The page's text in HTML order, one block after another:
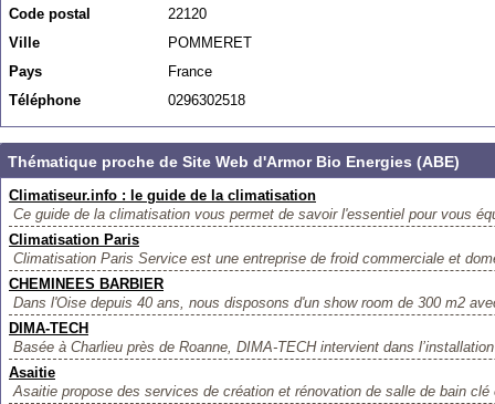
Code postal
22120
Ville
POMMERET
Pays
France
Téléphone
0296302518
Thématique proche de Site Web d'Armor Bio Energies (ABE)
Climatiseur.info : le guide de la climatisation
Ce guide de la climatisation vous permet de savoir l'essentiel pour vous
Climatisation Paris
Climatisation Paris Service est une entreprise de froid commerciale et
CHEMINEES BARBIER
Dans l'Oise depuis 40 ans, nous disposons d'un show room de 300 m2
DIMA-TECH
Basée à Charlieu près de Roanne, DIMA-TECH intervient dans
Asaitie
Asaitie propose des services de création et rénovation de salle de bain clé